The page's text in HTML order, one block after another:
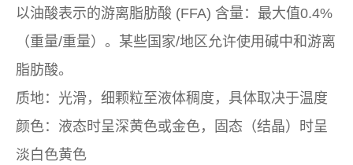
以油酸表示的游离脂肪酸 (FFA) 含量：最大值0.4%
（重量/重量）。某些国家/地区允许使用碱中和游离
脂肪酸。
质地：光滑，细颗粒至液体稠度，具体取决于温度
颜色：液态时呈深黄色或金色，固态（结晶）时呈
淡白色黄色